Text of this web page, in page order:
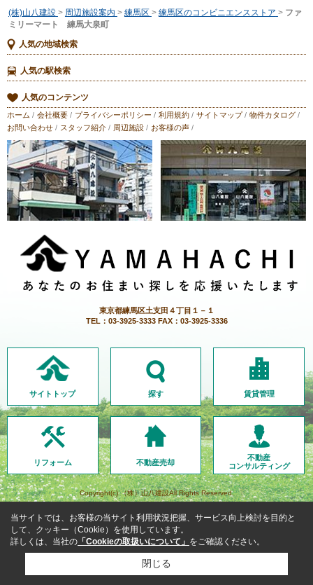
(株)山八建設 > 周辺施設案内 > 練馬区 > 練馬区のコンビニエンスストア > ファ
ミリーマート 練馬大泉町
人気の地域検索
人気の駅検索
人気のコンテンツ
ホーム / 会社概要 / プライバシーポリシー / 利用規約 / サイトマップ/ 物件カタログ /
お問い合わせ / スタッフ紹介 / 周辺施設 / お客様の声 /
東京都練馬区土支田４丁目１－１
TEL：03-3925-3333 FAX：03-3925-3336
サイトトップ 探す 賃貸管理
リフォーム 不動産売却
不動産
コンサルティング
Copyright(c) （株）山八建設All Rights Reserved.
当サイトでは、お客様の当サイト利用状況把握、サービス向上検討を目的と
して、クッキー（Cookie）を使用しています。
詳しくは、当社の 「Cookieの取扱いについて」 をご確認ください。
閉じる